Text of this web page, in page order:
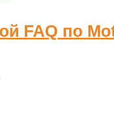
FAQ по